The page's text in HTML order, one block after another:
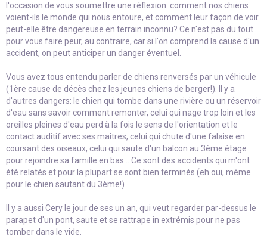
l'occasion de vous soumettre une réflexion: comment nos chiens
voient-ils le monde qui nous entoure, et comment leur façon de voir
peut-elle être dangereuse en terrain inconnu? Ce n'est pas du tout
pour vous faire peur, au contraire, car si l'on comprend la cause d'un
accident, on peut anticiper un danger éventuel.
Vous avez tous entendu parler de chiens renversés par un véhicule
(1ère cause de décès chez les jeunes chiens de berger!). Il y a
d'autres dangers: le chien qui tombe dans une rivière ou un réservoir
d'eau sans savoir comment remonter, celui qui nage trop loin et les
oreilles pleines d'eau perd à la fois le sens de l'orientation et le
contact auditif avec ses maîtres, celui qui chute d'une falaise en
coursant des oiseaux, celui qui saute d'un balcon au 3ème étage
pour rejoindre sa famille en bas... Ce sont des accidents qui m'ont
été relatés et pour la plupart se sont bien terminés (eh oui, même
pour le chien sautant du 3ème!)
Il y a aussi Cery le jour de ses un an, qui veut regarder par-dessus le
parapet d'un pont, saute et se rattrape in extrémis pour ne pas
tomber dans le vide.